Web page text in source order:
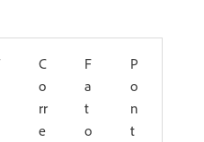
C
o
rr
e
F
a
t
o
P
o
n
t